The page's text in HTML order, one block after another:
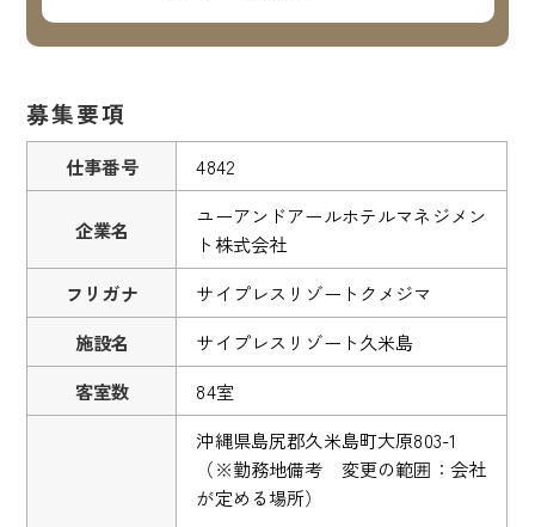
募集要項
仕事番号 4842
企業名
ユーアンドアールホテルマネジメン
ト株式会社
フリガナ
サイプレスリゾートクメジマ
施設名
サイプレスリゾート久米島
客室数
84室
沖縄県島尻郡久米島町大原803-1
（※勤務地備考 変更の範囲：会社
が定める場所）